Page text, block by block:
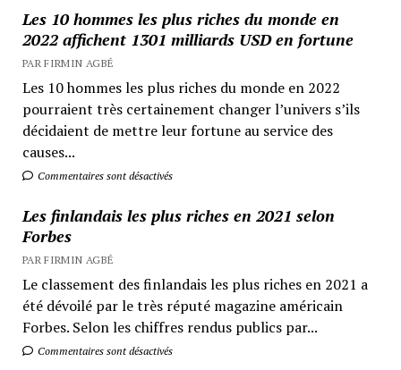
Les 10 hommes les plus riches du monde en
2022 affichent 1301 milliards USD en fortune
PAR FIRMIN AGBÉ
Les 10 hommes les plus riches du monde en 2022
pourraient très certainement changer l’univers s’ils
décidaient de mettre leur fortune au service des
causes...
Commentaires sont désactivés
Les finlandais les plus riches en 2021 selon
Forbes
PAR FIRMIN AGBÉ
Le classement des finlandais les plus riches en 2021 a
été dévoilé par le très réputé magazine américain
Forbes. Selon les chiffres rendus publics par...
Commentaires sont désactivés